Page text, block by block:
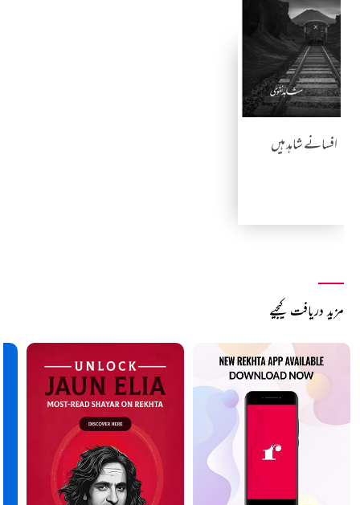
افسانے شاہد ہیں
مزید دریافت کیجیے